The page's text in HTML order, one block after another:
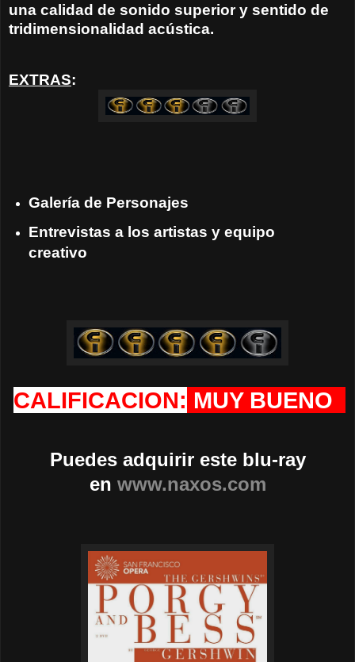
una calidad de sonido superior y sentido de
tridimensionalidad acústica.
EXTRAS:
Galería de Personajes
Entrevistas a los artistas y equipo
creativo
CALIFICACION: MUY BUENO
Puedes adquirir este blu-ray
en www.naxos.com